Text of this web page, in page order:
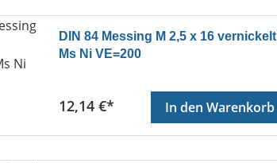
DIN 84 Messing M 2,5 x 16 vernickelt
Ms Ni VE=200
Regulärer Preis:
12,14 €* In den Warenkorb